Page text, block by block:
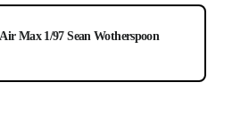
Max 1/97 Sean Wotherspoon